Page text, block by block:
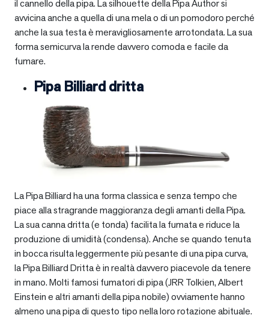
il cannello della pipa. La silhouette della Pipa Author si
avvicina anche a quella di una mela o di un pomodoro perché
anche la sua testa è meravigliosamente arrotondata. La sua
forma semicurva la rende davvero comoda e facile da
fumare.
Pipa Billiard dritta
La Pipa Billiard ha una forma classica e senza tempo che
piace alla stragrande maggioranza degli amanti della Pipa.
La sua canna dritta (e tonda) facilita la fumata e riduce la
produzione di umidità (condensa). Anche se quando tenuta
in bocca risulta leggermente più pesante di una pipa curva,
la Pipa Billiard Dritta è in realtà davvero piacevole da tenere
in mano. Molti famosi fumatori di pipa (JRR Tolkien, Albert
Einstein e altri amanti della pipa nobile) ovviamente hanno
almeno una pipa di questo tipo nella loro rotazione abituale.